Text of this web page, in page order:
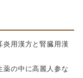
炎用漢方と腎臓用漢
薬の中に高麗人参な